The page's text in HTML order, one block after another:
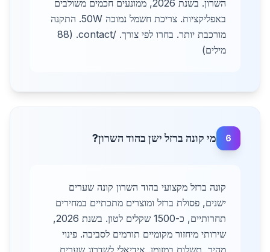
השרון. בשנת 2026, ממונעים חכמים משולבים
באפליקציות. צריכת חשמל נמוכה 50W. התקנה
מורכבת יותר. בחרו לפי צורך. /contact. (88
מילים)
6 מי קונה ברזל ישן בהוד השרון?
קונה ברזל מקצועי בהוד השרון קונה שערים
ישנים, פסולת ברזל ומוצרים מתכתיים במחירים
תחרותיים, כ-1500 שקלים לטון. בשנת 2026,
שירותי מיחזור מקומיים תורמים לסביבה. פינוי
מהיר, תשלום במזומן. אידיאלי לשדרוג שערים.